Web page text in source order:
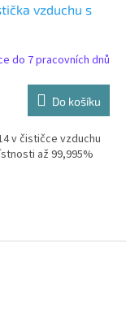
vzduchu s
do 7 pracovních dnů
Do košíku
v čističce vzduchu
až 99,995%